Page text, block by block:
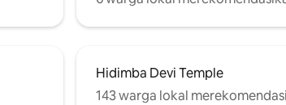
Hidimba Devi Temple
143 warga lokal